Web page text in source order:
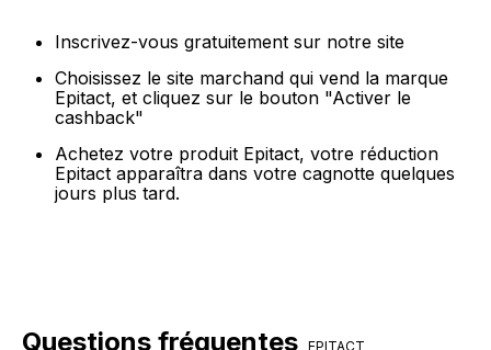
Inscrivez-vous gratuitement sur notre site
Choisissez le site marchand qui vend la marque
Epitact, et cliquez sur le bouton "Activer le
cashback"
Achetez votre produit Epitact, votre réduction
Epitact apparaîtra dans votre cagnotte quelques
jours plus tard.
Questions fréquentes EPITACT